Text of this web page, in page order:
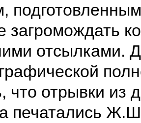
загромождать
отсылками.
что отрывки из
печатались